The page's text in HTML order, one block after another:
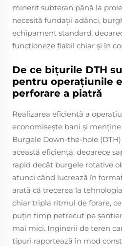
minerit subteran până la
necesită fundații adânci,
echipament standard,
funcționeze fiabil chiar și în
De ce bițurile DTH
pentru operațiunile
perforare a piatră
Realizarea eficientă a
economisește bani și
Burgele Down-the-hole
această eficiență, deoarece
rapid decât burgele rotative
atunci când lucrează în
arată că trecerea la
chiar tripla ritmul de forare,
puțin timp petrecut pe
mai mici. Inginerii de teren
tipuri raportează în mod